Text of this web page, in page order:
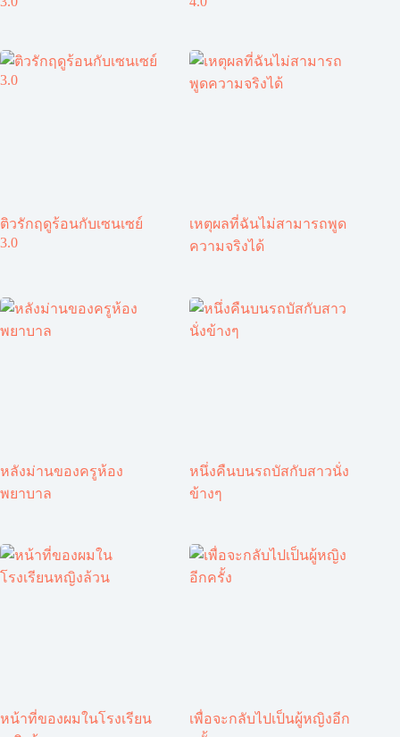
ติวรักฤดูร้อนกับเซนเซย์
3.0
เหตุผลที่ฉันไม่สามารถพูด
ความจริงได้
หลังม่านของครูห้อง
พยาบาล
หนึ่งคืนบนรถบัสกับสาวนั่ง
ข้างๆ
หน้าที่ของผมในโรงเรียน
เพื่อจะกลับไปเป็นผู้หญิงอีก